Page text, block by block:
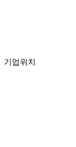
기업위치